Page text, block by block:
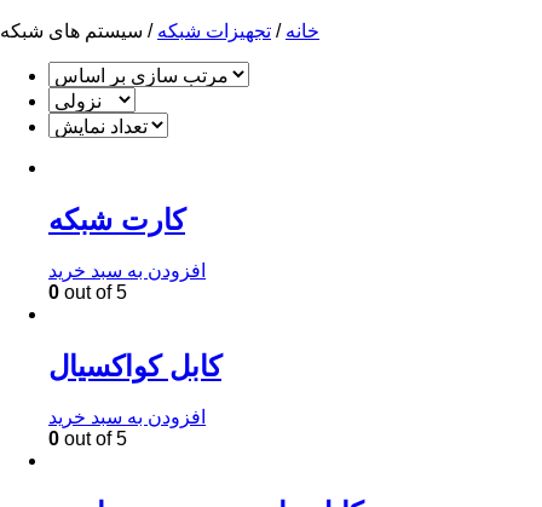
خانه / تجهیزات شبکه / سیستم های شبکه
کارت شبکه
افزودن به سبد خرید
0 out of 5
کابل کواکسیال
افزودن به سبد خرید
0 out of 5